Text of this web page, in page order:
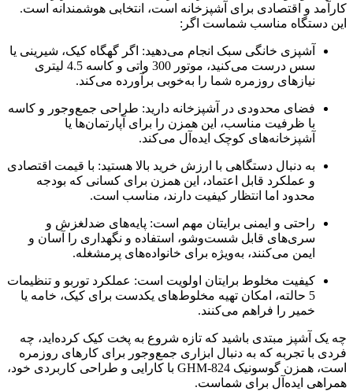
کارآمد و اقتصادی برای آشپزخانه است، انتخابی هوشمندانه است.
این دستگاه مناسب شماست اگر:
آشپزی خانگی سبک انجام می‌دهید: اگر گهگاه کیک، شیرینی یا
سس درست می‌کنید، موتور 300 واتی و کاسه 4.5 لیتری
نیازهای روزمره شما را به‌خوبی برآورده می‌کند.
فضای محدودی در آشپزخانه دارید: طراحی جمع‌وجور و کاسه
با ظرفیت مناسب، این همزن را برای آپارتمان‌ها یا
آشپزخانه‌های کوچک ایده‌آل می‌کند.
به دنبال دستگاهی با ارزش خرید بالا هستید: با قیمت اقتصادی
و عملکرد قابل اعتماد، این همزن برای کسانی که بودجه
محدود اما انتظار کیفیت دارند، مناسب است.
راحتی و ایمنی برایتان مهم است: پایه‌های ضدلغزش و
سری‌های قابل شست‌وشو، استفاده و نگهداری را آسان و
ایمن می‌کنند، به‌ویژه برای خانواده‌های پرمشغله.
کیفیت مخلوط برایتان اولویت است: عملکرد توربو و تنظیمات
5 حالته، امکان تهیه مخلوط‌های یکدست برای کیک، خامه یا
خمیر را فراهم می‌کنند.
چه یک آشپز مبتدی باشید که تازه شروع به پخت کیک کرده‌اید، چه
فردی با تجربه که به دنبال ابزاری جمع‌وجور برای کارهای روزمره
است، همزن گوسونیک GHM-824 با کارایی و طراحی کاربردی خود،
همراهی ایده‌آل برای شماست.